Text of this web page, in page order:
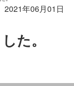
2021年06月01日
た。